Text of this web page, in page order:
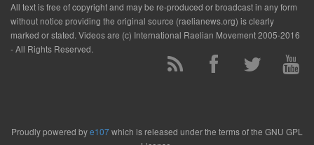
All text is free of copyright and may be re-produced or broadcast in any form
without notice providing the original source (raelianews.org) is clearly
marked or stated. Videos are (c) International Raelian Movement 2005-2016
- All Rights Reserved.
Proudly powered bye107which is released under the terms of the GNU GPL